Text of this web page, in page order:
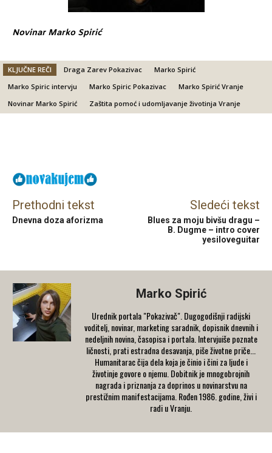
Novinar Marko Spirić
KLJUČNE REČI Draga Zarev Pokazivac
Marko Spirić
Marko Spiric intervju
Marko Spiric Pokazivac
Marko Spirić Vranje
Novinar Marko Spirić
Zaštita pomoć i udomljavanje životinja Vranje
Prethodni tekst
Dnevna doza aforizma
Sledeći tekst
Blues za moju bivšu dragu –
B. Dugme – intro cover
yesiloveguitar
Marko Spirić
Urednik portala "Pokazivač". Dugogodišnji radijski
voditelj, novinar, marketing saradnik, dopisnik dnevnih i
nedeljnih novina, časopisa i portala. Intervjuiše poznate
ličnosti, prati estradna desavanja, piše životne priče...
Humanitarac čija dela koja je činio i čini za ljude i
životinje govore o njemu. Dobitnik je mnogobrojnih
nagrada i priznanja za doprinos u novinarstvu na
prestižnim manifestacijama. Rođen 1986. godine, živi i
radi u Vranju.